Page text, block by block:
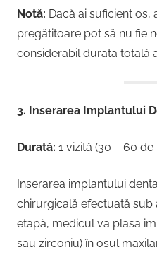
Notă: Dacă ai suficient
pregătitoare pot să nu fie
considerabil durata totală
3. Inserarea Implantului
Durată: 1 vizită (30 – 60
Inserarea implantului
chirurgicală efectuată sub
etapă, medicul va plasa
sau zirconiu) în osul